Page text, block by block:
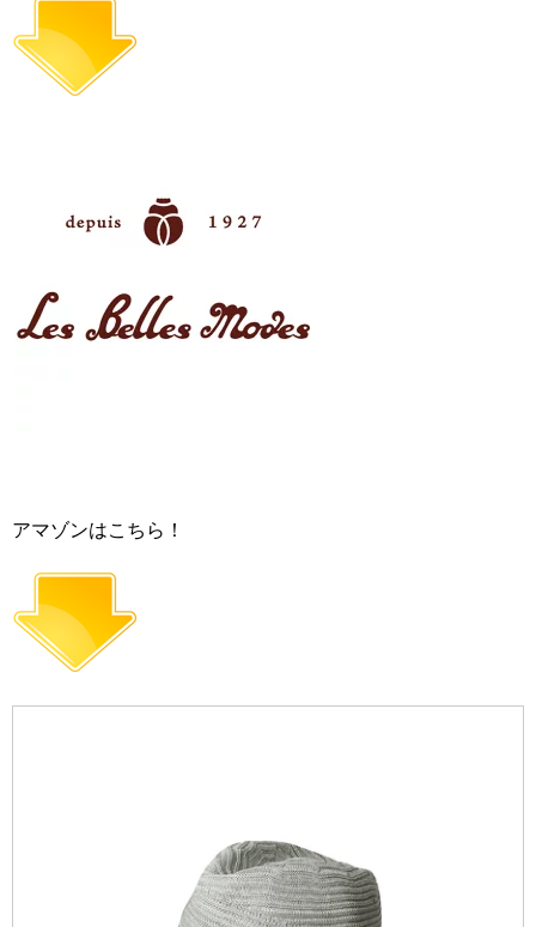
アマゾンはこちら！